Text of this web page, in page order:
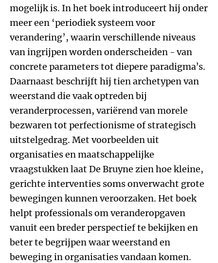
mogelijk is. In het boek introduceert hij onder
meer een ‘periodiek systeem voor
verandering’, waarin verschillende niveaus
van ingrijpen worden onderscheiden - van
concrete parameters tot diepere paradigma’s.
Daarnaast beschrijft hij tien archetypen van
weerstand die vaak optreden bij
veranderprocessen, variërend van morele
bezwaren tot perfectionisme of strategisch
uitstelgedrag. Met voorbeelden uit
organisaties en maatschappelijke
vraagstukken laat De Bruyne zien hoe kleine,
gerichte interventies soms onverwacht grote
bewegingen kunnen veroorzaken. Het boek
helpt professionals om veranderopgaven
vanuit een breder perspectief te bekijken en
beter te begrijpen waar weerstand en
beweging in organisaties vandaan komen.